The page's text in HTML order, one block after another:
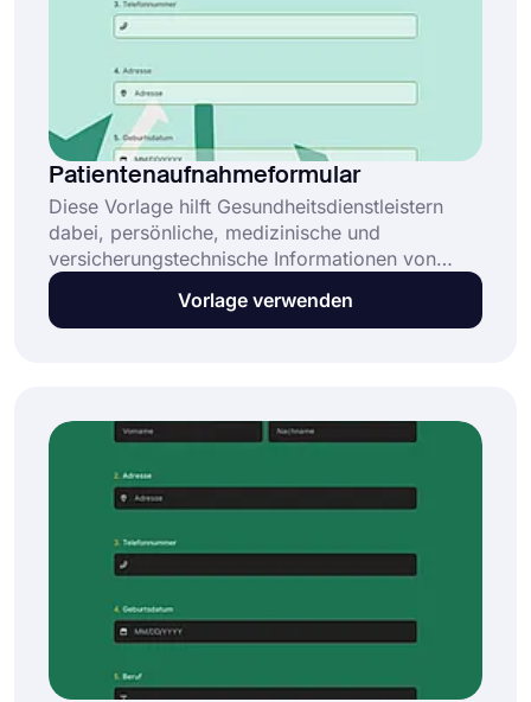
Patientenaufnahmeformular
Diese Vorlage hilft Gesundheitsdienstleistern
dabei, persönliche, medizinische und
versicherungstechnische Informationen von
Patienten zu erfassen und zu verwalten. Dieses
kostenlose Online-Patientenaufnahmeformular
Vorlage verwenden